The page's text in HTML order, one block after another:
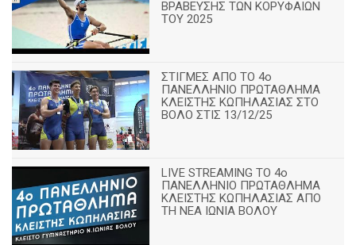
ΒΡΑΒΕΥΣΗΣ ΤΩΝ ΚΟΡΥΦΑΙΩΝ
ΤΟΥ 2025
ΣΤΙΓΜΕΣ ΑΠΟ ΤΟ 4ο
ΠΑΝΕΛΛΗΝΙΟ ΠΡΩΤΑΘΛΗΜΑ
ΚΛΕΙΣΤΗΣ ΚΩΠΗΛΑΣΙΑΣ ΣΤΟ
ΒΟΛΟ ΣΤΙΣ 13/12/25
LIVE STREAMING ΤΟ 4ο
ΠΑΝΕΛΛΗΝΙΟ ΠΡΩΤΑΘΛΗΜΑ
ΚΛΕΙΣΤΗΣ ΚΩΠΗΛΑΣΙΑΣ ΑΠΟ
ΤΗ ΝΕΑ ΙΩΝΙΑ ΒΟΛΟΥ